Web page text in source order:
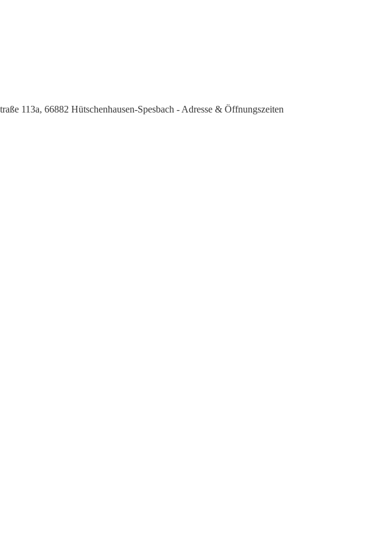
113a, 66882 Hütschenhausen-Spesbach - Adresse & Öffnungszeiten